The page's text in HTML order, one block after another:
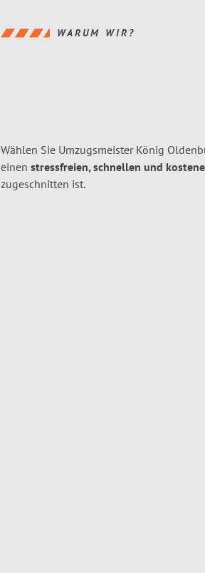
WARUM WIR?
Wählen Sie Umzugsmeister König
einen stressfreien, schnellen und
zugeschnitten ist.